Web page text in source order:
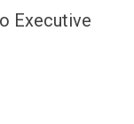
Executive